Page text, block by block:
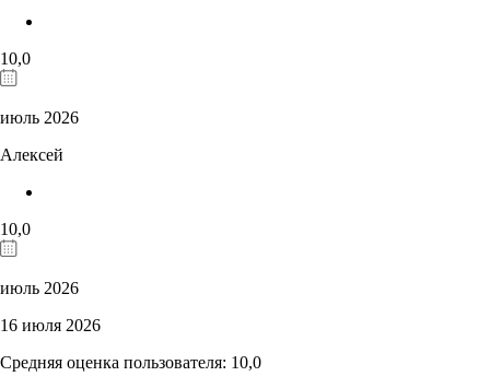
10,0
июль 2026
Алексей
10,0
июль 2026
16 июля 2026
Средняя оценка пользователя: 10,0